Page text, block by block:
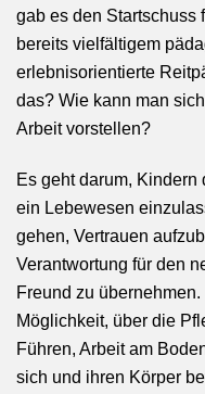
gab es den Startschuss
bereits vielfältigem
erlebnisorientierte
das? Wie kann man
Arbeit vorstellen?
Es geht darum,
ein Lebewesen
gehen, Vertrauen
Verantwortung für den
Freund zu
Möglichkeit, über die
Führen, Arbeit am
sich und ihren Körper